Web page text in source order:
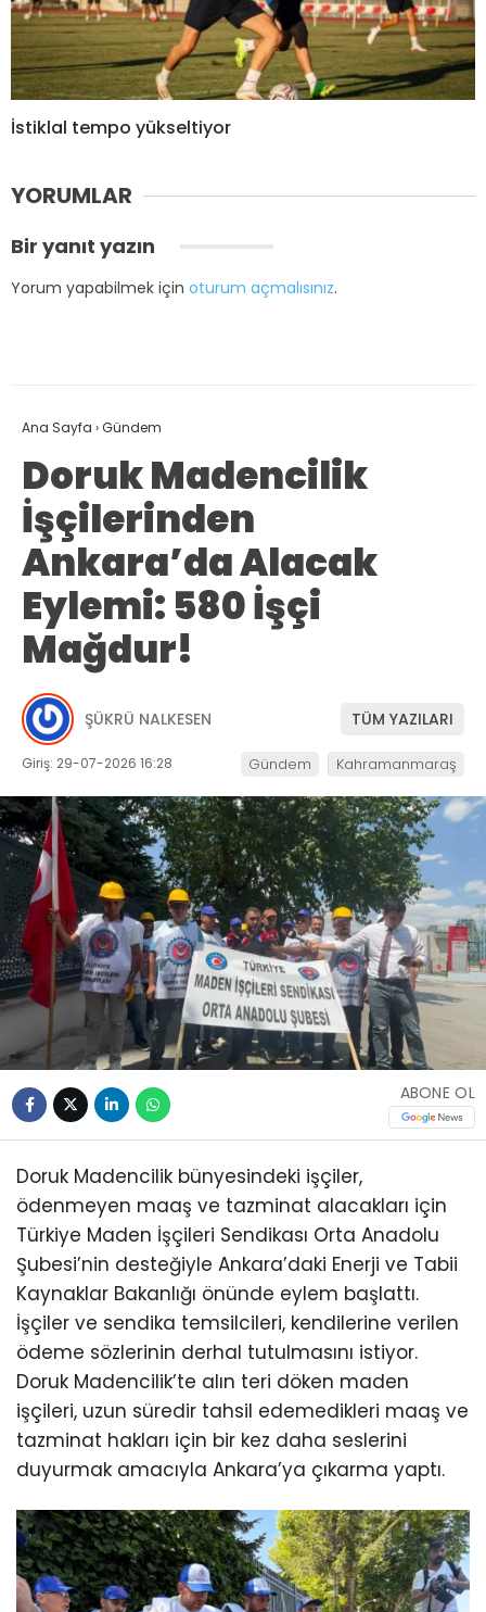
İstiklal tempo yükseltiyor
YORUMLAR
Bir yanıt yazın
Yorum yapabilmek için oturum açmalısınız.
Ana Sayfa ›Gündem
Doruk Madencilik
İşçilerinden
Ankara’da Alacak
Eylemi: 580 İşçi
Mağdur!
ŞÜKRÜ NALKESEN TÜM YAZILARI
Giriş: 29-07-2026 16:28 Gündem Kahramanmaraş
ABONE OL
Doruk Madencilik bünyesindeki işçiler,
ödenmeyen maaş ve tazminat alacakları için
Türkiye Maden İşçileri Sendikası Orta Anadolu
Şubesi’nin desteğiyle Ankara’daki Enerji ve Tabii
Kaynaklar Bakanlığı önünde eylem başlattı.
İşçiler ve sendika temsilcileri, kendilerine verilen
ödeme sözlerinin derhal tutulmasını istiyor.
Doruk Madencilik’te alın teri döken maden
işçileri, uzun süredir tahsil edemedikleri maaş ve
tazminat hakları için bir kez daha seslerini
duyurmak amacıyla Ankara’ya çıkarma yaptı.